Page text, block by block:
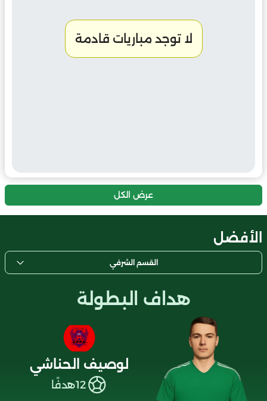
لا توجد مباريات قادمة
عرض الكل
الأفضل
القسم الشرفي
هداف البطولة
لوصيف الحناشي
12هدفًا